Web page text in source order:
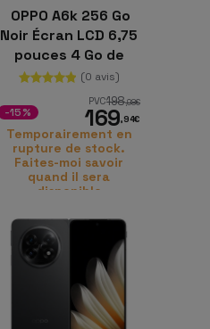
OPPO A6k 256 Go
Noir Écran LCD 6,75
pouces 4 Go de
RAM Batterie 6100
(0 avis)
PVC198,98€
169,94€
-15%
Temporairement en
rupture de stock.
Faites-moi savoir
quand il sera
disponible